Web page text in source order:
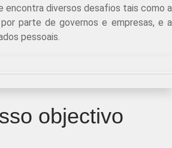
encontra diversos desafios tais como a
parte de governos e empresas, e a
pessoais.
objectivo